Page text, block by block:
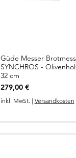
Schnellansicht
Güde Messer
SYNCHROS -
32 cm
Preis
279,00 €
inkl. MwSt. | Versandkosten